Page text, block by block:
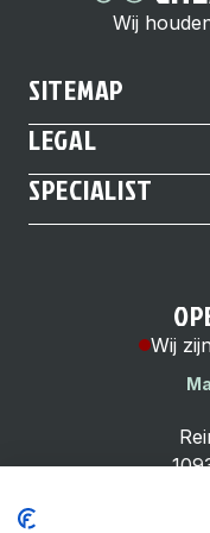
Wij
SITEMAP
LEGAL
SPECIALIST
Wij